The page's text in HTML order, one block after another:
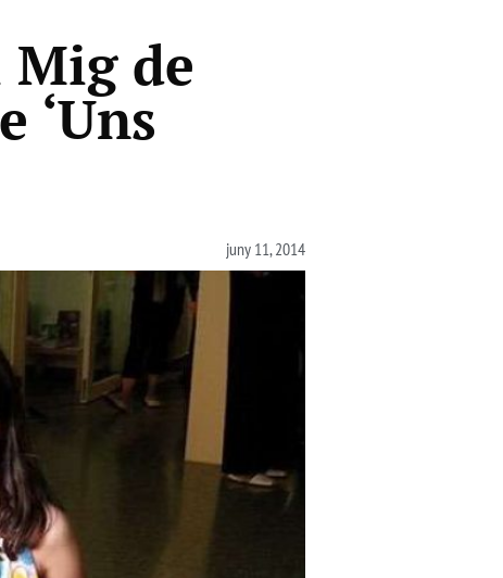
Mig de
‘Uns
juny 11, 2014